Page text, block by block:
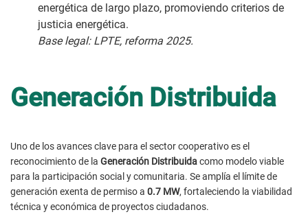
energética de largo plazo, promoviendo criterios de
justicia energética.
Base legal: LPTE, reforma 2025.
Generación Distribuida
Uno de los avances clave para el sector cooperativo es el
reconocimiento de la Generación Distribuidacomo modelo viable
para la participación social y comunitaria. Se amplía el límite de
generación exenta de permiso a 0.7 MW, fortaleciendo la viabilidad
técnica y económica de proyectos ciudadanos.